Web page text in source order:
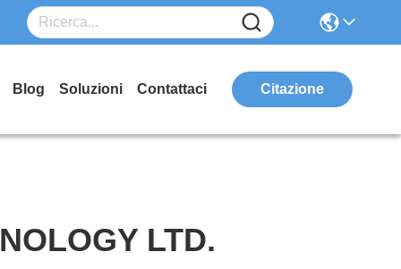
Blog Soluzioni Contattaci Citazione
LTD.